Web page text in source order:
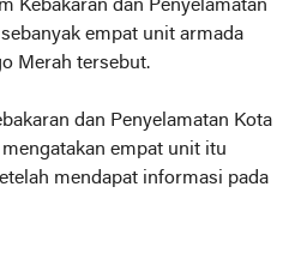
Kebakaran dan Penyelamatan
empat unit armada
Merah tersebut.
dan Penyelamatan Kota
empat unit itu
mendapat informasi pada